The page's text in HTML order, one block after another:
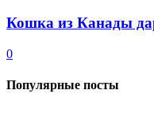
Кошка из Канады
0
Популярные посты